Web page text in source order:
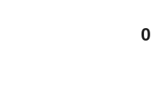
0